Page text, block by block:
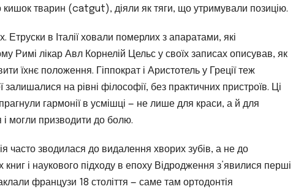
кишок тварин (catgut), діяли як тяги, що утримували позицію.
Етруски в Італії ховали померлих з апаратами, які
Римі лікар Авл Корнелій Цельс у своїх записах описував, як
їхнє положення. Гіппократ і Аристотель у Греції теж
на рівні філософії, без практичних пристроїв. Ці
гармонії в усмішці — не лише для краси, а й для
могли призводити до болю.
часто зводилася до видалення хворих зубів, а не до
і наукового підходу в епоху Відродження з’явилися перші
французи 18 століття — саме там ортодонтія